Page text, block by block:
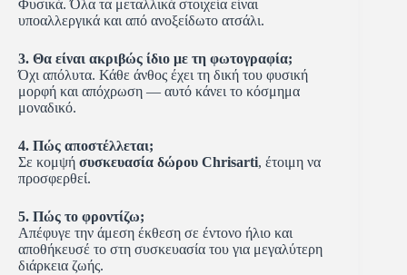
Φυσικά. Όλα τα μεταλλικά στοιχεία είναι
υποαλλεργικά και από ανοξείδωτο ατσάλι.
3. Θα είναι ακριβώς ίδιο με τη φωτογραφία;
Όχι απόλυτα. Κάθε άνθος έχει τη δική του φυσική
μορφή και απόχρωση — αυτό κάνει το κόσμημα
μοναδικό.
4. Πώς αποστέλλεται;
Σε κομψή συσκευασία δώρου Chrisarti, έτοιμη να
προσφερθεί.
5. Πώς το φροντίζω;
Απέφυγε την άμεση έκθεση σε έντονο ήλιο και
αποθήκευσέ το στη συσκευασία του για μεγαλύτερη
διάρκεια ζωής.